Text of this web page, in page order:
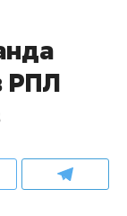
РПЛ